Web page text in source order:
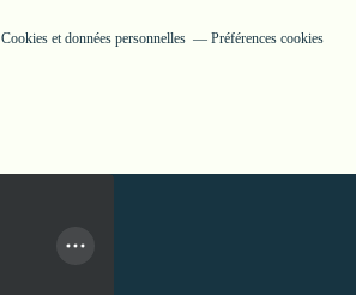
Cookies et données personnelles Préférences cookies